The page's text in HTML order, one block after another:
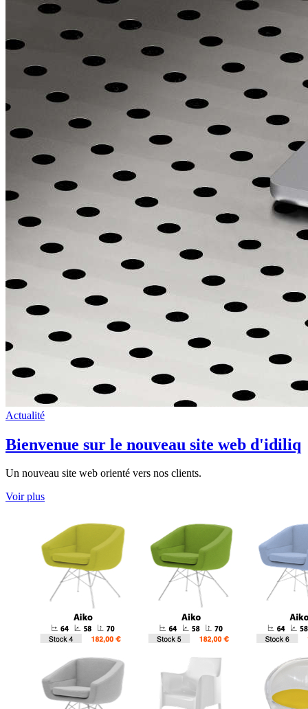
Actualité
Bienvenue sur le nouveau site web d'idiliq
Un nouveau site web orienté vers nos clients.
Voir plus